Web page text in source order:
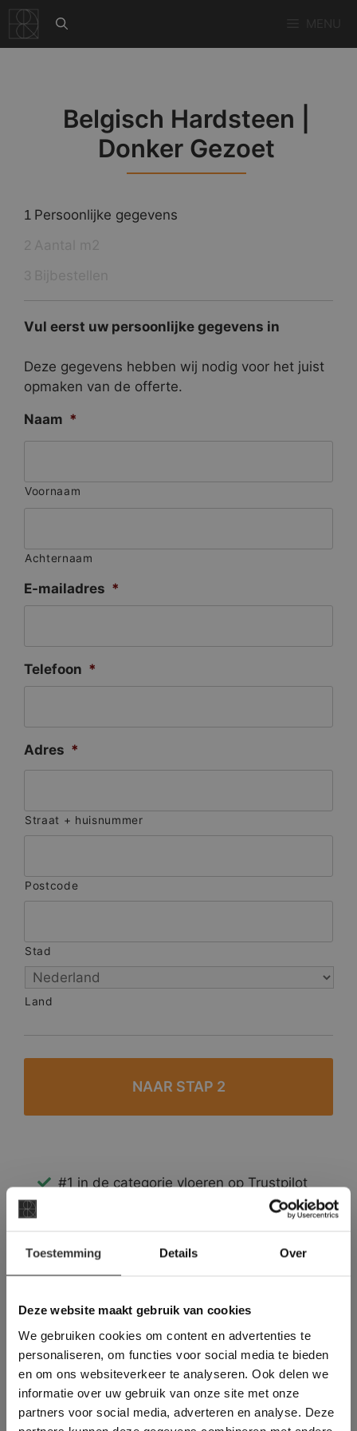
Toestemming Details Over
Deze website maakt gebruik van cookies
We gebruiken cookies om content en advertenties te
personaliseren, om functies voor social media te bieden
en om ons websiteverkeer te analyseren. Ook delen we
informatie over uw gebruik van onze site met onze
partners voor social media, adverteren en analyse. Deze
naar
de
Belgisch Hardsteen |
Donker Gezoet
1 Persoonlijke gegevens
Vul eerst uw persoonlijke gegevens in
Deze gegevens hebben wij nodig voor het juist
opmaken van de offerte.
Naam *
Voornaam
Achternaam
E-mailadres *
Telefoon *
Adres *
Straat + huisnummer
Postcode
Stad
Land
#1 in de categorie vloeren op Trustpilot
Binnen 24 uur een passende offerte
Meer dan 500 m2 showroom
Deze website maakt
gebruik van cookies.
This Cookie Banner was deleted and is no
longer working. Please contact the website
administrator.
Deze website gebruikt cookies om de
gebruikerservaring te verbeteren. Door
gebruik te maken van onze website geeft u
toestemming voor alle cookies in
overeenstemming met ons cookiebeleid.Lees
verder